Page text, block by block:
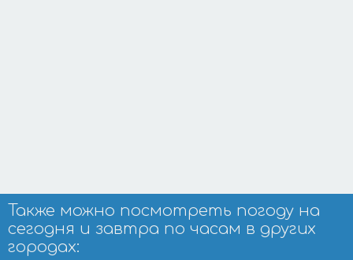
Также можно посмотреть погоду на
сегодня и завтра по часам в других
городах: